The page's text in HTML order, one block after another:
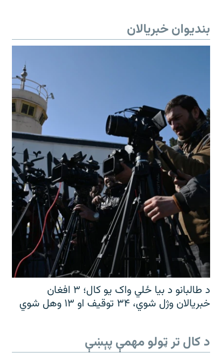
بندیوان خبریالان
د طالبانو د بیا ځلي واک یو کال؛ ۳ افغان
خبریالان وژل شوي، ۳۴ توقیف او ۱۳ وهل شوي
د کال تر ټولو مهمې پېښې